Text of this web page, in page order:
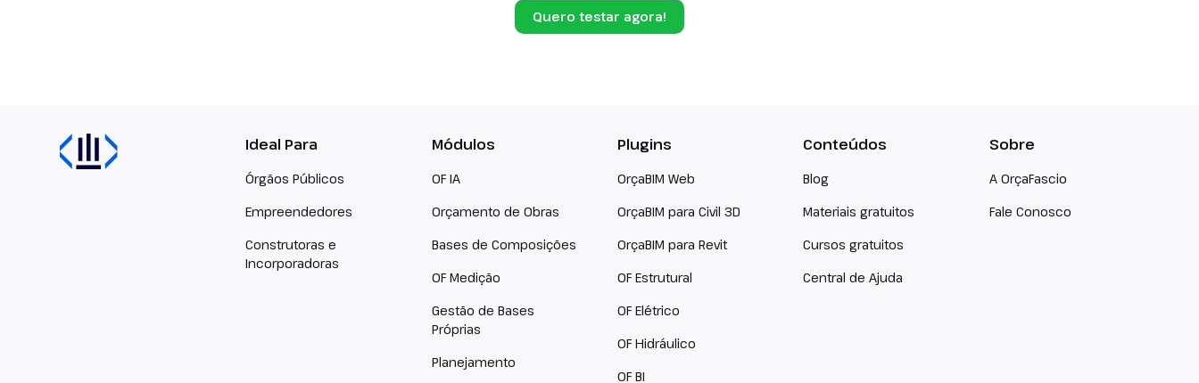
Quero testar agora!
Ideal Para
Órgãos Públicos
Empreendedores
Construtoras e
Incorporadoras
Módulos
OF IA
Orçamento de Obras
Bases de Composições
OF Medição
Gestão de Bases
Próprias
Planejamento
Plugins
OrçaBIM Web
OrçaBIM para Civil 3D
OrçaBIM para Revit
OF Estrutural
OF Elétrico
OF Hidráulico
OF BI
Conteúdos
Blog
Materiais gratuitos
Cursos gratuitos
Central de Ajuda
Sobre
A OrçaFascio
Fale Conosco